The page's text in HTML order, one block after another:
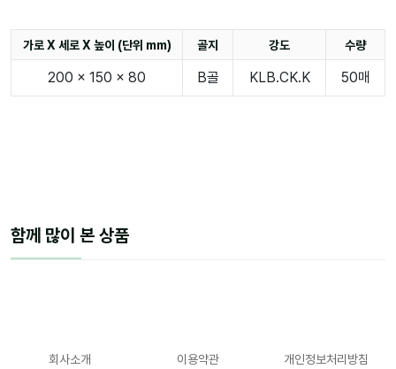
가로 X 세로 X 높이 (단위 mm) 골지 강도 수량
200 x 150 x 80 B골 KLB.CK.K 50매
함께 많이 본 상품
회사소개 이용약관 개인정보처리방침